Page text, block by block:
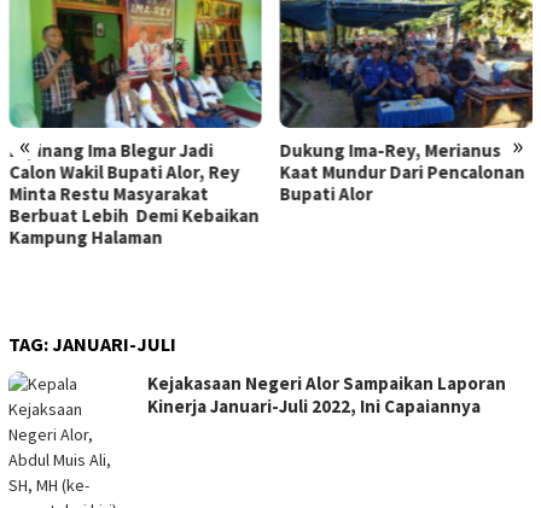
« »
Dukung Ima-Rey, Merianus
Kaat Mundur Dari Pencalonan
Bupati Alor
MK Hapus Ambang Batas
Parlemen 4 Persen, Berlaku
Mulai 2029
TAG:JANUARI-JULI
Kejakasaan Negeri Alor Sampaikan Laporan
Kinerja Januari-Juli 2022, Ini Capaiannya